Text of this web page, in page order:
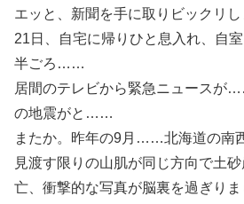
エッと、新聞を手に取りビックリし
21日、自宅に帰りひと息入れ、自
半ごろ……
居間のテレビから緊急ニュースが
の地震がと……
またか。昨年の9月……北海道の南
見渡す限りの山肌が同じ方向で土
亡、衝撃的な写真が脳裏を過ぎりま